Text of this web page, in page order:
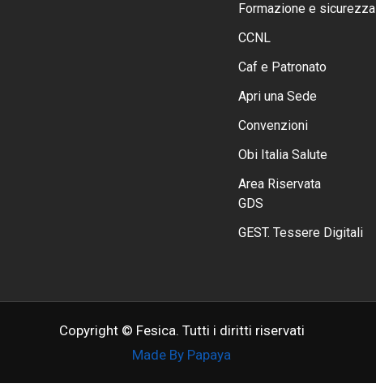
Formazione e sicurezza
CCNL
Caf e Patronato
Apri una Sede
Convenzioni
Obi Italia Salute
Area Riservata
GDS
GEST. Tessere Digitali
Copyright © Fesica. Tutti i diritti riservati
Made By Papaya